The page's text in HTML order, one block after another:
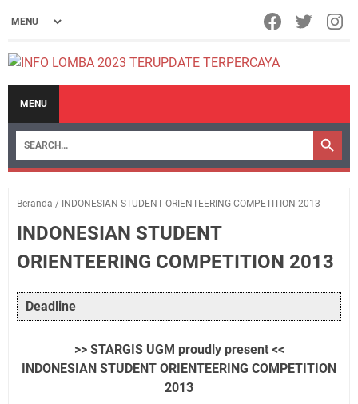
MENU
Beranda / INDONESIAN STUDENT ORIENTEERING COMPETITION 2013
INDONESIAN STUDENT
ORIENTEERING COMPETITION 2013
Deadline
>> STARGIS UGM proudly present <<
INDONESIAN STUDENT ORIENTEERING COMPETITION
2013